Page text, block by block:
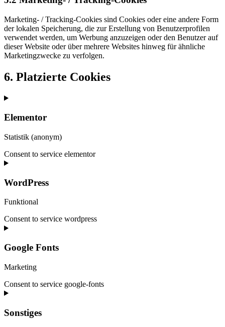
Marketing- / Tracking-Cookies sind Cookies oder eine andere Form
der lokalen Speicherung, die zur Erstellung von Benutzerprofilen
verwendet werden, um Werbung anzuzeigen oder den Benutzer auf
dieser Website oder über mehrere Websites hinweg für ähnliche
Marketingzwecke zu verfolgen.
6. Platzierte Cookies
Elementor
Statistik (anonym)
Consent to service elementor
WordPress
Funktional
Consent to service wordpress
Google Fonts
Marketing
Consent to service google-fonts
Sonstiges